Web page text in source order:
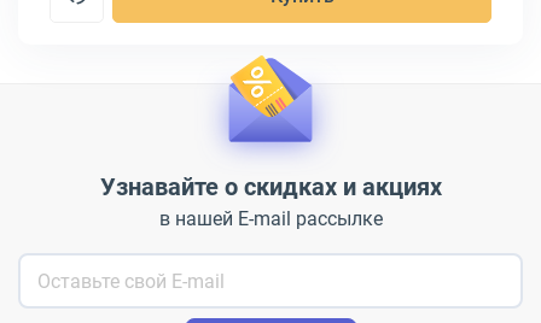
Узнавайте о скидках и акциях
в нашей E-mail рассылке